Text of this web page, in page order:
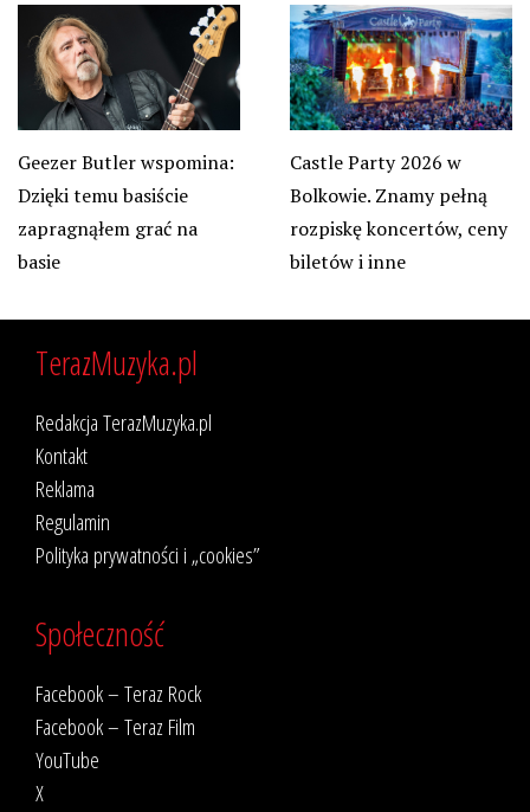
Geezer Butler wspomina:
Dzięki temu basiście
zapragnąłem grać na
basie
Castle Party 2026 w
Bolkowie. Znamy pełną
rozpiskę koncertów, ceny
biletów i inne
TerazMuzyka.pl
Redakcja TerazMuzyka.pl
Kontakt
Reklama
Regulamin
Polityka prywatności i „cookies”
Społeczność
Facebook – Teraz Rock
Facebook – Teraz Film
YouTube
X